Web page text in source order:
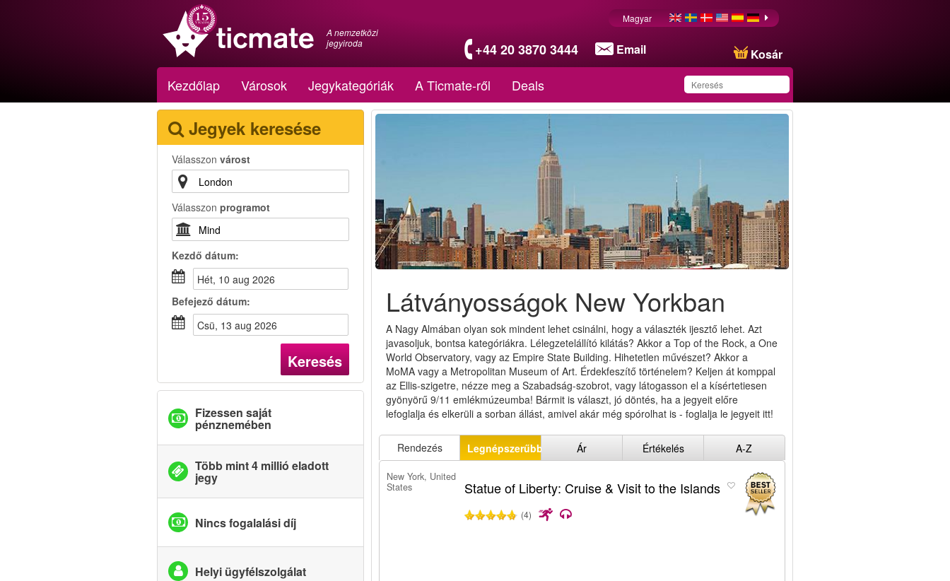
A nemzetközi
jegyiroda
+44 20 3870 3444 Email Kosár
Magyar
Kezdőlap Városok Jegykategóriák A Ticmate-ről Deals
Jegyek keresése
Válasszon várost
Válasszon programot
Kezdő dátum:
hét, 10 aug 2026
Befejező dátum:
csü, 13 aug 2026
Keresés
Fizessen saját
pénznemében
Több mint 4 millió eladott
jegy
Nincs fogalalási díj
Helyi ügyfélszolgálat
Látványosságok New Yorkban
A Nagy Almában olyan sok mindent lehet csinálni, hogy a választék ijesztő lehet. Azt
javasoljuk, bontsa kategóriákra. Lélegzetelállító kilátás? Akkor a Top of the Rock, a One
World Observatory, vagy az Empire State Building. Hihetetlen művészet? Akkor a
MoMA vagy a Metropolitan Museum of Art. Érdekfeszítő történelem? Keljen át komppal
az Ellis-szigetre, nézze meg a Szabadság-szobrot, vagy látogasson el a kísértetiesen
gyönyörű 9/11 emlékmúzeumba! Bármit is választ, jó döntés, ha a jegyeit előre
lefoglalja és elkerüli a sorban állást, amivel akár még spórolhat is - foglalja le jegyeit itt!
Rendezés Legnépszerűbbek Ár Értékelés A-Z
New York, United
States
Statue of Liberty: Cruise & Visit to the Islands
(4)